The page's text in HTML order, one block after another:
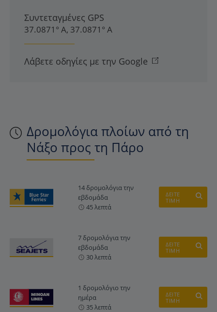
Δρομολόγια πλοίων από τη
Νάξο προς τη Πάρο
14 δρομολόγια την
εβδομάδα
45 λεπτά
ΔΕΙΤΕ
ΤΙΜΗ
7 δρομολόγια την
εβδομάδα
30 λεπτά
ΔΕΙΤΕ
ΤΙΜΗ
1 δρομολόγιο την
ημέρα
35 λεπτά
ΔΕΙΤΕ
ΤΙΜΗ
Συντεταγμένες GPS
37.0871° Α, 37.0871° Α
Λάβετε οδηγίες με την Google